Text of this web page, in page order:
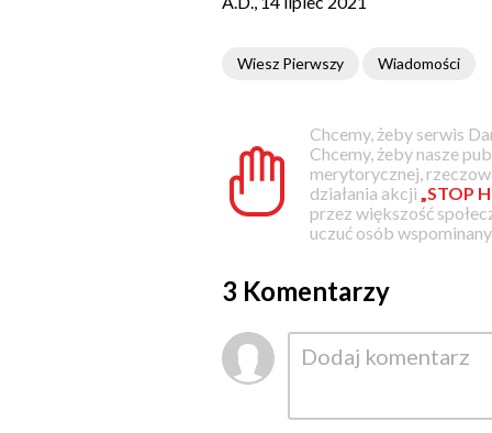
Wiesz Pierwszy Wiadomości
Chcemy, żeby serwis
Chcemy, żeby nasze
merytorycznej,
działania akcji „STOP
przez większość
uczuć osób
3 Komentarzy